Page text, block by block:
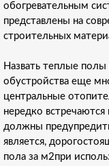
обогревательным
представлены на
строительных
Назвать теплые
обустройства еще
центральные
нередко
должны
является,
пола за м2при